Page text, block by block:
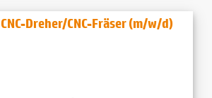
CNC-Dreher/CNC-Fräser (m/w/d)